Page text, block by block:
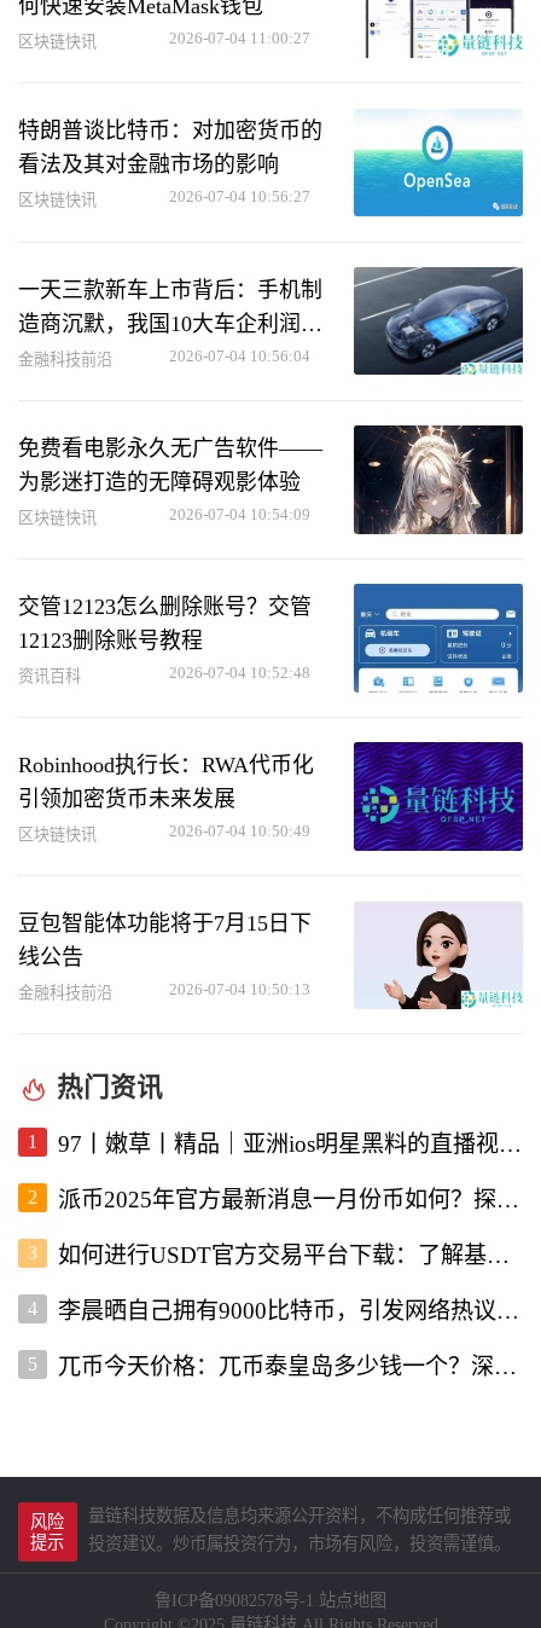
何快速安装MetaMask钱包
区块链快讯 2026-07-04 11:00:27
特朗普谈比特币：对加密货币的
看法及其对金融市场的影响
区块链快讯 2026-07-04 10:56:27
一天三款新车上市背后：手机制
造商沉默，我国10大车企利润总
和不敌宁德新能源
金融科技前沿 2026-07-04 10:56:04
免费看电影永久无广告软件——
为影迷打造的无障碍观影体验
区块链快讯 2026-07-04 10:54:09
交管12123怎么删除账号？交管
12123删除账号教程
资讯百科 2026-07-04 10:52:48
Robinhood执行长：RWA代币化
引领加密货币未来发展
区块链快讯 2026-07-04 10:50:49
豆包智能体功能将于7月15日下
线公告
金融科技前沿 2026-07-04 10:50:13
热门资讯
1 97丨嫩草丨精品｜亚洲ios明星黑料的直播视频软件深度解析
2 派币2025年官方最新消息一月份币如何？探讨未来发展与行情走势
3 如何进行USDT官方交易平台下载：了解基本流程与注意事项
4 李晨晒自己拥有9000比特币，引发网络热议与投资者关注
5 兀币今天价格：兀币泰皇岛多少钱一个？深入分析市场现状与未来走向
风险
提示
量链科技数据及信息均来源公开资料，不构成任何推荐或
投资建议。炒币属投资行为，市场有风险，投资需谨慎。
鲁ICP备09082578号-1 站点地图